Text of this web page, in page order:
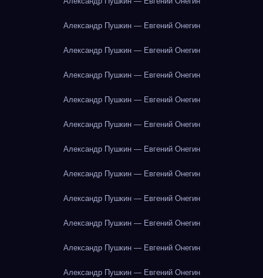
Александр Пушкин — Евгений Онегин
Александр Пушкин — Евгений Онегин
Александр Пушкин — Евгений Онегин
Александр Пушкин — Евгений Онегин
Александр Пушкин — Евгений Онегин
Александр Пушкин — Евгений Онегин
Александр Пушкин — Евгений Онегин
Александр Пушкин — Евгений Онегин
Александр Пушкин — Евгений Онегин
Александр Пушкин — Евгений Онегин
Александр Пушкин — Евгений Онегин